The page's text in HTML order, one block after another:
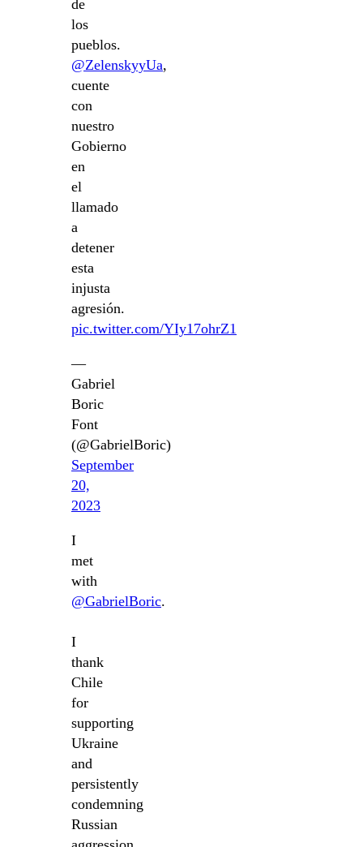
de
los
pueblos.
@ZelenskyyUa,
cuente
con
nuestro
Gobierno
en
el
llamado
a
detener
esta
injusta
agresión.
pic.twitter.com/YIy17ohrZ1
—
Gabriel
Boric
Font
(@GabrielBoric)
September
20,
2023
I
met
with
@GabrielBoric.
I
thank
Chile
for
supporting
Ukraine
and
persistently
condemning
Russian